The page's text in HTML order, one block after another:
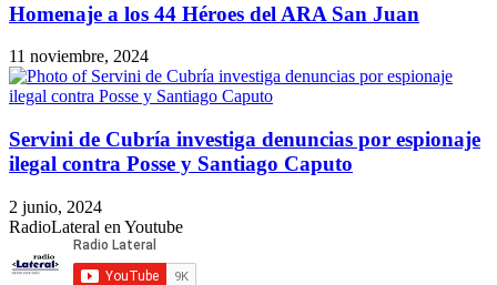
Homenaje a los 44 Héroes del ARA San Juan
11 noviembre, 2024
Servini de Cubría investiga denuncias por espionaje
ilegal contra Posse y Santiago Caputo
2 junio, 2024
RadioLateral en Youtube